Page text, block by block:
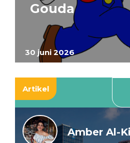
30 juni 2026
Gouda
Artikel
Amber Al-